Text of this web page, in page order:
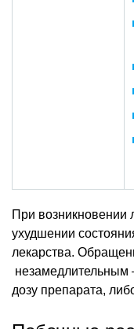
При возникновении
ухудшении
лекарства.
незамедлительным
дозу препарата,